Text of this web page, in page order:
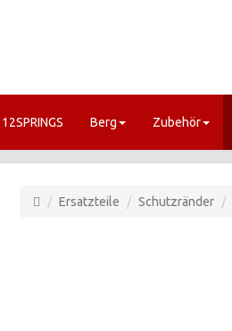
12SPRINGS Berg Zubehör
Ersatzteile Schutzränder